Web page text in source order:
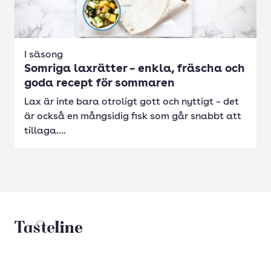
I säsong
Somriga laxrätter – enkla, fräscha och
goda recept för sommaren
Lax är inte bara otroligt gott och nyttigt – det
är också en mångsidig fisk som går snabbt att
tillaga....
Tasteline startsida